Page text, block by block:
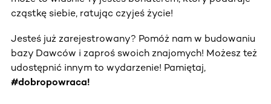
cząstkę siebie, ratując czyjeś życie!
Jesteś już zarejestrowany? Pomóż nam w budowaniu
bazy Dawców i zaproś swoich znajomych! Możesz też
udostępnić innym to wydarzenie! Pamiętaj,
#dobropowraca!